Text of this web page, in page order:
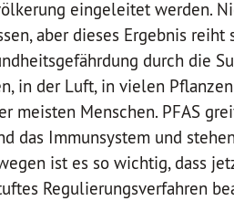
eingeleitet werden.
aber dieses Ergebnis
durch die
in der Luft, in vielen
meisten Menschen. PFAS
das Immunsystem und
ist es so wichtig, dass
Regulierungsverfahren